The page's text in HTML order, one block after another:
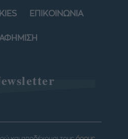
ΕΠΙΚΟΙΝΩΝΙΑ